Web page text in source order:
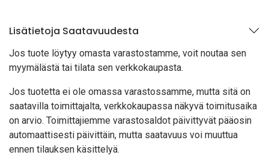
Lisätietoja Saatavuudesta
Jos tuote löytyy omasta varastostamme, voit noutaa sen
myymälästä tai tilata sen verkkokaupasta.
Jos tuotetta ei ole omassa varastossamme, mutta sitä on
saatavilla toimittajalta, verkkokaupassa näkyvä toimitusaika
on arvio. Toimittajiemme varastosaldot päivittyvät pääosin
automaattisesti päivittäin, mutta saatavuus voi muuttua
ennen tilauksen käsittelyä.